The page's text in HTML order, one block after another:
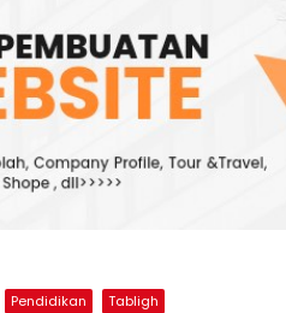
Pendidikan Tabligh